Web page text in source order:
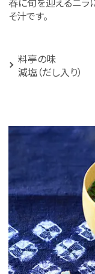
そ汁です。
料亭の味
減塩（だし入り）